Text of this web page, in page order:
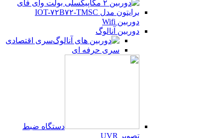
دوربین Wifi
دوربین آنالوگ
سری اقتصادی
سری حرفه ای
دستگاه ضبط
تصویر UVR